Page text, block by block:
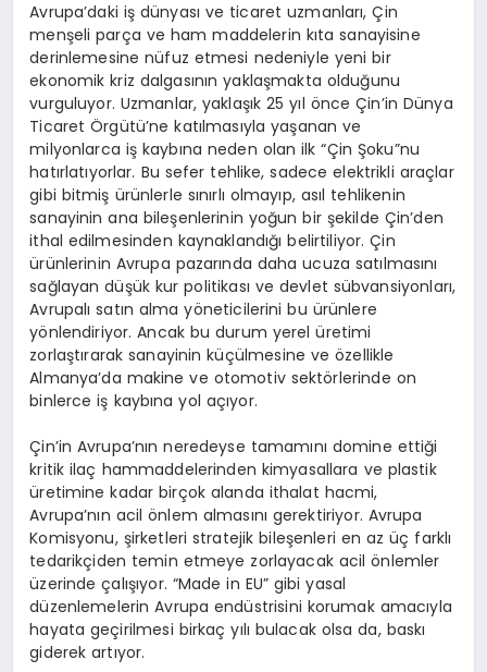
DIĞER
Avrupa’daki iş dünyası ve ticaret uzmanları, Çin
menşeli parça ve ham maddelerin kıta sanayisine
derinlemesine nüfuz etmesi nedeniyle yeni bir
ekonomik kriz dalgasının yaklaşmakta olduğunu
vurguluyor. Uzmanlar, yaklaşık 25 yıl önce Çin’in Dünya
Ticaret Örgütü’ne katılmasıyla yaşanan ve
milyonlarca iş kaybına neden olan ilk “Çin Şoku”nu
hatırlatıyorlar. Bu sefer tehlike, sadece elektrikli araçlar
gibi bitmiş ürünlerle sınırlı olmayıp, asıl tehlikenin
sanayinin ana bileşenlerinin yoğun bir şekilde Çin’den
ithal edilmesinden kaynaklandığı belirtiliyor. Çin
ürünlerinin Avrupa pazarında daha ucuza satılmasını
sağlayan düşük kur politikası ve devlet sübvansiyonları,
Avrupalı satın alma yöneticilerini bu ürünlere
yönlendiriyor. Ancak bu durum yerel üretimi
zorlaştırarak sanayinin küçülmesine ve özellikle
Almanya’da makine ve otomotiv sektörlerinde on
binlerce iş kaybına yol açıyor.
Çin’in Avrupa’nın neredeyse tamamını domine ettiği
kritik ilaç hammaddelerinden kimyasallara ve plastik
üretimine kadar birçok alanda ithalat hacmi,
Avrupa’nın acil önlem almasını gerektiriyor. Avrupa
Komisyonu, şirketleri stratejik bileşenleri en az üç farklı
tedarikçiden temin etmeye zorlayacak acil önlemler
üzerinde çalışıyor. “Made in EU” gibi yasal
düzenlemelerin Avrupa endüstrisini korumak amacıyla
hayata geçirilmesi birkaç yılı bulacak olsa da, baskı
giderek artıyor.